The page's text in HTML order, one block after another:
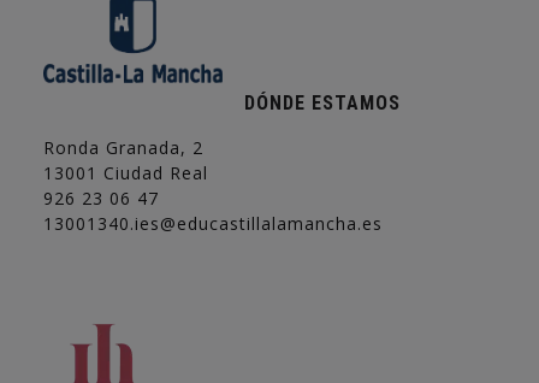
DÓNDE ESTAMOS
Ronda Granada, 2
13001 Ciudad Real
926 23 06 47
13001340.ies@educastillalamancha.es